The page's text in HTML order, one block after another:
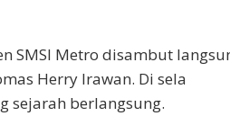
SMSI Metro disambut
Herry Irawan. Di sela
sejarah berlangsung.